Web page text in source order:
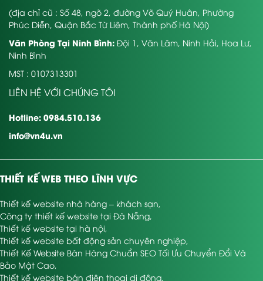
(địa chỉ cũ : Số 48, ngõ 2, đường Võ Quý Huân, Phường
Phúc Diễn, Quận Bắc Từ Liêm, Thành phố Hà Nội)
Văn Phòng Tại Ninh Bình: Đội 1, Văn Lâm, Ninh Hải, Hoa Lư,
Ninh Bình
MST : 0107313301
LIÊN HỆ VỚI CHÚNG TÔI
Hotline: 0984.510.136
info@vn4u.vn
THIẾT KẾ WEB THEO LĨNH VỰC
Thiết kế website nhà hàng – khách sạn
Công ty thiết kế website tại Đà Nẵng
Thiết kế website tại hà nội
Thiết kế website bất động sản chuyên nghiệp
Thiết Kế Website Bán Hàng Chuẩn SEO Tối Ưu Chuyển Đổi Và
Bảo Mật Cao
Thiết kế website bán điện thoại di động